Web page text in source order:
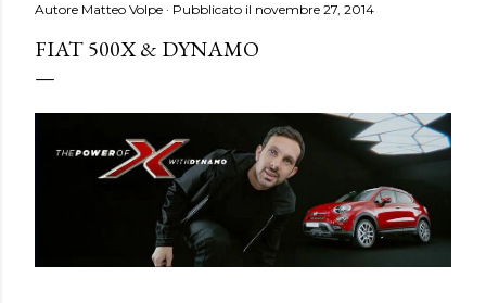
Autore Matteo Volpe Pubblicato il novembre 27, 2014
FIAT 500X & DYNAMO